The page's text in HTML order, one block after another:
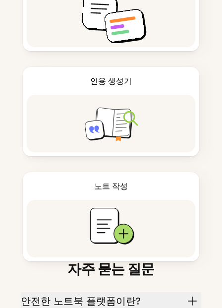
인용 생성기
노트 작성
자주 묻는 질문
안전한 노트북 플랫폼이란?